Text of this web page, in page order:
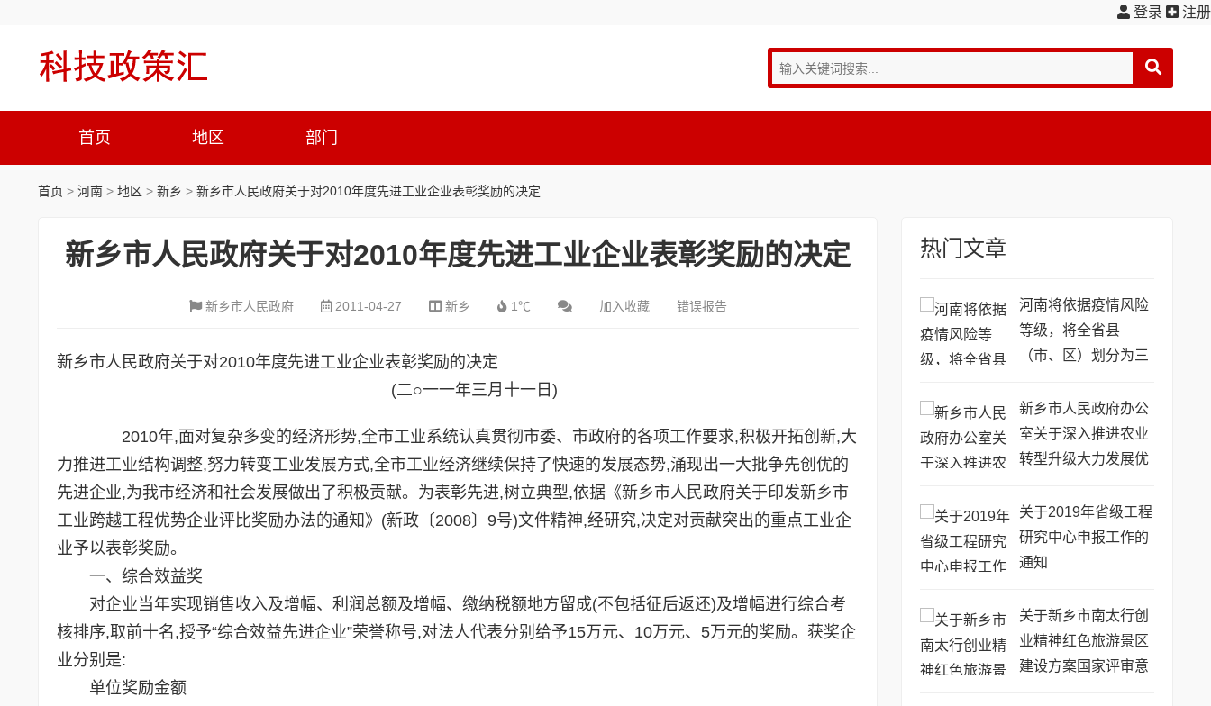
登录 注册
首页 地区 部门
首页 > 河南 > 地区 > 新乡 > 新乡市人民政府关于对2010年度先进工业企业表彰奖励的决定
新乡市人民政府关于对2010年度先进工业企业表彰奖励的决定
新乡市人民政府 2011-04-27 新乡 1℃ 加入收藏 错误报告
新乡市人民政府关于对2010年度先进工业企业表彰奖励的决定
(二○一一年三月十一日)
2010年,面对复杂多变的经济形势,全市工业系统认真贯彻市委、市政府的各项工作要求,积极开拓创新,大
力推进工业结构调整,努力转变工业发展方式,全市工业经济继续保持了快速的发展态势,涌现出一大批争先创优的
先进企业,为我市经济和社会发展做出了积极贡献。为表彰先进,树立典型,依据《新乡市人民政府关于印发新乡市
工业跨越工程优势企业评比奖励办法的通知》(新政〔2008〕9号)文件精神,经研究,决定对贡献突出的重点工业企
业予以表彰奖励。
一、综合效益奖
对企业当年实现销售收入及增幅、利润总额及增幅、缴纳税额地方留成(不包括征后返还)及增幅进行综合考
核排序,取前十名,授予“综合效益先进企业”荣誉称号,对法人代表分别给予15万元、10万元、5万元的奖励。获奖企
业分别是:
单位奖励金额
热门文章
河南将依据疫情风险
等级，将全省县
（市、区）划分为三
新乡市人民政府办公
室关于深入推进农业
转型升级大力发展优
关于2019年省级工程
研究中心申报工作的
通知
关于新乡市南太行创
业精神红色旅游景区
建设方案国家评审意